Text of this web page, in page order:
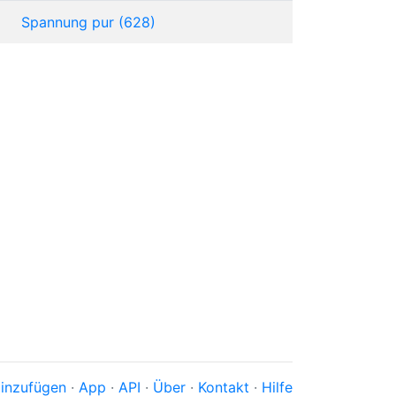
Spannung pur (628)
· App · API · Über · Kontakt · Hilfe